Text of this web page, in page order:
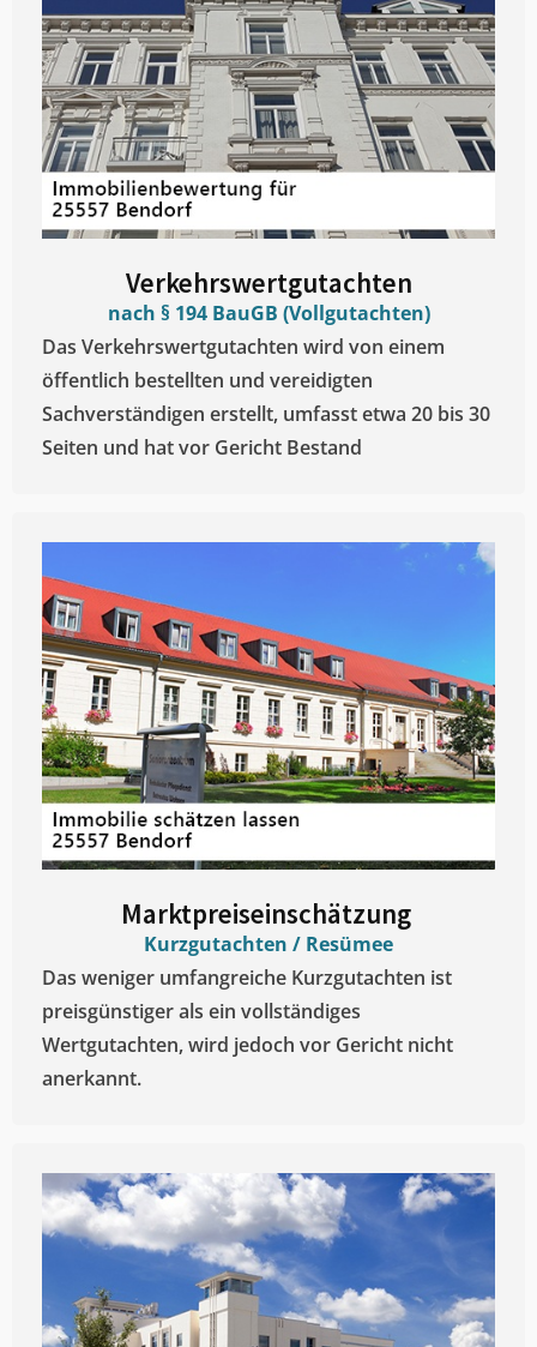
Verkehrswertgutachten
nach § 194 BauGB (Vollgutachten)
Das Verkehrswertgutachten wird von einem
öffentlich bestellten und vereidigten
Sachverständigen erstellt, umfasst etwa 20 bis 30
Seiten und hat vor Gericht Bestand
Marktpreiseinschätzung ​
Kurzgutachten / Resümee
Das weniger umfangreiche Kurzgutachten ist
preisgünstiger als ein vollständiges
Wertgutachten, wird jedoch vor Gericht nicht
anerkannt.